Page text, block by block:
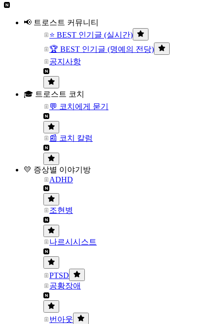
📢 트로스트 커뮤니티
⭐ BEST 인기글 (실시간)
🏆 BEST 인기글 (명예의 전당)
공지사항
🎓 트로스트 코치
💬 코치에게 묻기
📰 코치 칼럼
💛 증상별 이야기방
ADHD
조현병
나르시시스트
PTSD
공황장애
번아웃